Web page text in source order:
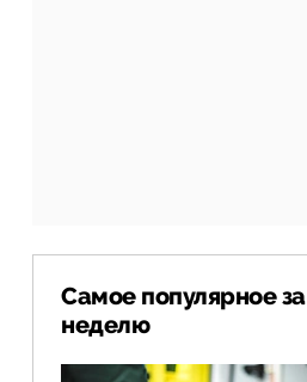
Самое популярное за
неделю